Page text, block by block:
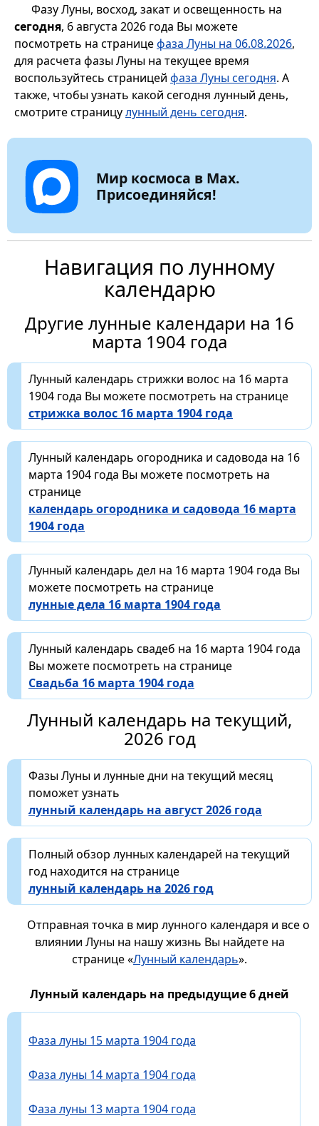
Фазу Луны, восход, закат и освещенность на
сегодня, 6 августа 2026 года Вы можете
посмотреть на страницефаза Луны на 06.08.2026,
для расчета фазы Луны на текущее время
воспользуйтесь страницей фаза Луны сегодня. А
также, чтобы узнать какой сегодня лунный день,
смотрите страницулунный день сегодня.
Мир космоса в Max.
Присоединяйся!
Навигация по лунному
календарю
Другие лунные календари на 16
марта 1904 года
Лунный календарь стрижки волос на 16 марта
1904 года Вы можете посмотреть на странице
стрижка волос 16 марта 1904 года
Лунный календарь огородника и садовода на 16
марта 1904 года Вы можете посмотреть на
странице
календарь огородника и садовода 16 марта
1904 года
Лунный календарь дел на 16 марта 1904 года Вы
можете посмотреть на странице
лунные дела 16 марта 1904 года
Лунный календарь свадеб на 16 марта 1904 года
Вы можете посмотреть на странице
Свадьба 16 марта 1904 года
Лунный календарь на текущий,
2026 год
Фазы Луны и лунные дни на текущий месяц
поможет узнать
лунный календарь на август 2026 года
Полный обзор лунных календарей на текущий
год находится на странице
лунный календарь на 2026 год
Отправная точка в мир лунного календаря и все о
влиянии Луны на нашу жизнь Вы найдете на
странице «Лунный календарь».
Лунный календарь на предыдущие 6 дней
Фаза луны 15 марта 1904 года
Фаза луны 14 марта 1904 года
Фаза луны 13 марта 1904 года